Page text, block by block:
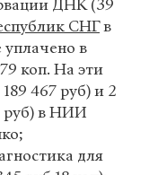
ДНК (39
СНГв
уплачено в
коп. На эти
467 руб) и 2
руб) в НИИ
для